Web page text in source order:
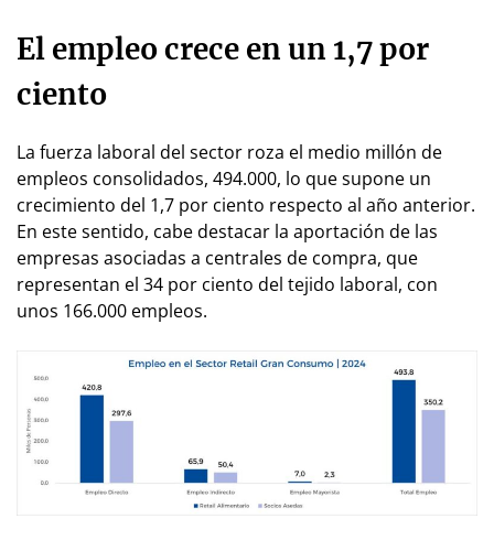
El empleo crece en un 1,7 por
ciento
La fuerza laboral del sector roza el medio millón de
empleos consolidados, 494.000, lo que supone un
crecimiento del 1,7 por ciento respecto al año anterior.
En este sentido, cabe destacar la aportación de las
empresas asociadas a centrales de compra, que
representan el 34 por ciento del tejido laboral, con
unos 166.000 empleos.